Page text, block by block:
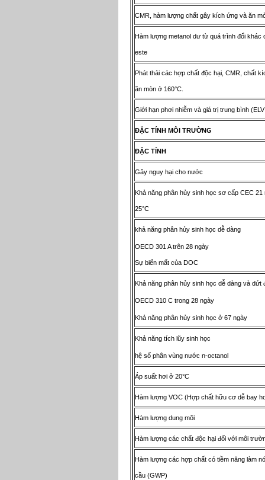
CMR, hàm lượng chất gây kích ứng và ăn
Hàm lượng metanol dư từ quá trình đổi khác
este
Phát thải các hợp chất độc hại, CMR, chất
ăn mòn ở 160°C.
Giới hạn phơi nhiễm và giá trị trung bình
ĐẶC T NH MÔ I TRƯỜNG
ĐẶC T NH
Gây nguy hại cho nước
Khả năng phân hủy sinh học sơ cấp CEC 21
25°C
khả năng phân hủy sinh học dễ dàng
OECD 301 A trên 28 ngày
Sự biến mất của DOC
Khả năng phân hủy sinh học dễ dàng và dứt
OECD 310 C trong 28 ngày
Khả năng phân hủy sinh học ở 67 ngày
Khả năng tích lũy sinh học
hệ số phân vùng nước n-octanol
Áp suất hơi ở 20°C
Hàm lượng VOC (Hợp chất hữu cơ dễ bay
Hàm lượng dung môi
Hàm lượng các chất độc hại đối với môi
Hàm lượng các hợp chất có tiềm năng làm
cầu (GWP)